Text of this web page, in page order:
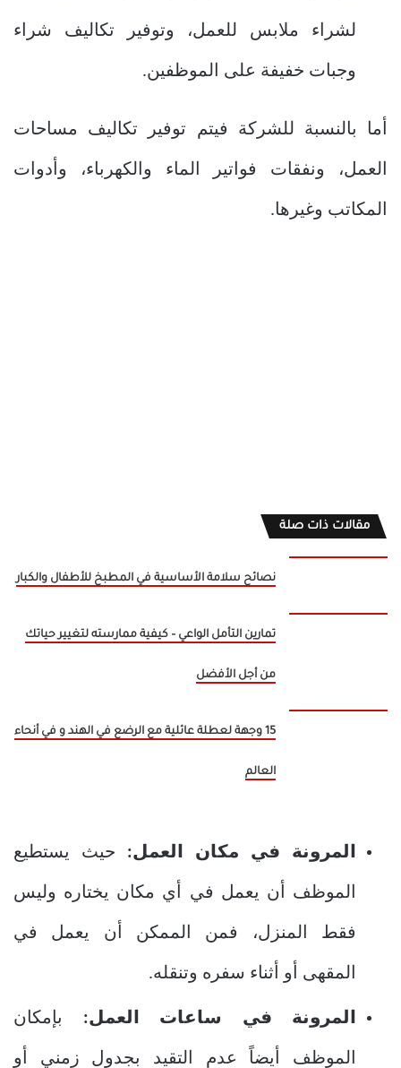
لشراء ملابس للعمل، وتوفير تكاليف شراء
وجبات خفيفة على الموظفين.
أما بالنسبة للشركة فيتم توفير تكاليف مساحات
العمل، ونفقات فواتير الماء والكهرباء، وأدوات
المكاتب وغيرها.
مقالات ذات صلة
نصائح سلامة الأساسية في المطبخ للأطفال والكبار
تمارين التأمل الواعي – كيفية ممارسته لتغيير حياتك
من أجل الأفضل
15 وجهة لعطلة عائلية مع الرضع في الهند و في أنحاء
العالم
المرونة في مكان العمل: حيث يستطيع
الموظف أن يعمل في أي مكان يختاره وليس
فقط المنزل، فمن الممكن أن يعمل في
المقهى أو أثناء سفره وتنقله.
المرونة في ساعات العمل: بإمكان
الموظف أيضاً عدم التقيد بجدول زمني أو